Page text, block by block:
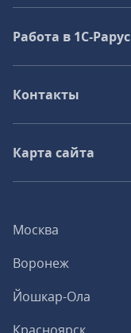
Москва
Воронеж
Йошкар-Ола
Работа в 1С‑Рарус
Контакты
Карта сайта